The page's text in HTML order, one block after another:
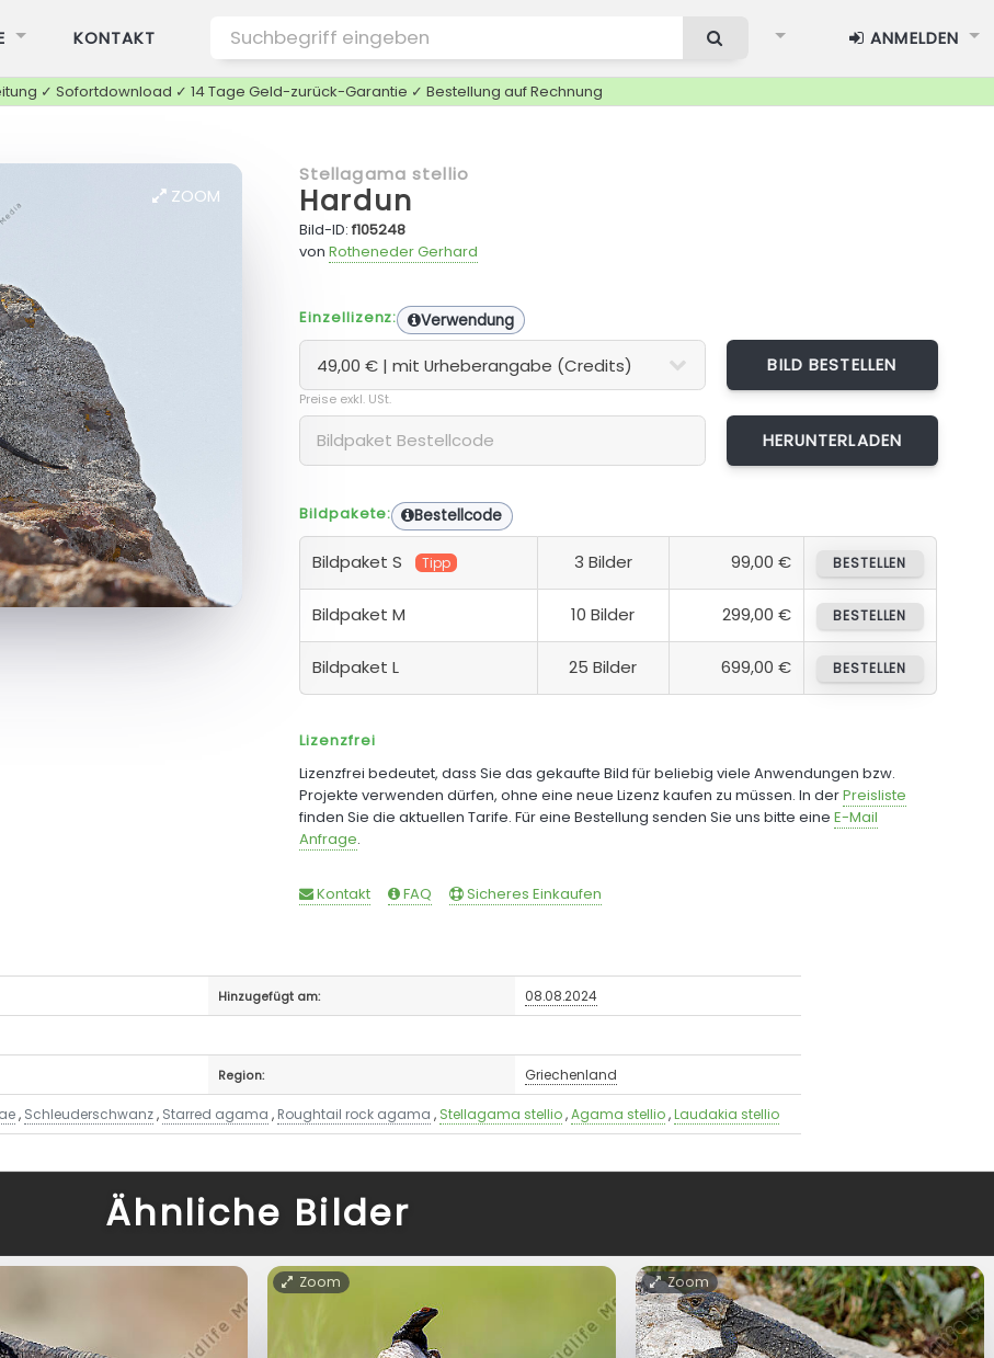
KONTAKT ANMELDEN
✓ Sofortdownload ✓ 14 Tage Geld-zurück-Garantie ✓ Bestellung auf Rechnung
ZOOM
Stellagama stellio
Hardun
Bild-ID:f105248
von Rotheneder Gerhard
Einzellizenz: Verwendung
BILD BESTELLEN
Preise exkl. USt.
Bildpakete: Bestellcode
Bildpaket S Tipp 3 Bilder 99,00 € BESTELLEN
Bildpaket M 10 Bilder 299,00 € BESTELLEN
Bildpaket L 25 Bilder 699,00 € BESTELLEN
Lizenzfrei
Lizenzfrei bedeutet, dass Sie das gekaufte Bild für beliebig viele Anwendungen bzw.
Projekte verwenden dürfen, ohne eine neue Lizenz kaufen zu müssen. In derPreisliste
finden Sie die aktuellen Tarife. Für eine Bestellung senden Sie uns bitte eine E-Mail
Anfrage.
Kontakt FAQ Sicheres Einkaufen
Hinzugefügt am: 08.08.2024
Region: Griechenland
, Schleuderschwanz, Starred agama , Roughtail rock agama , Stellagama stellio,Agama stellio,Laudakia stellio
Ähnliche Bilder
Zoom Zoom